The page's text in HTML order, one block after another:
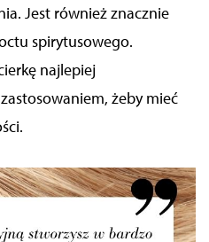
Jest również znacznie
spirytusowego.
najlepiej
żeby mieć